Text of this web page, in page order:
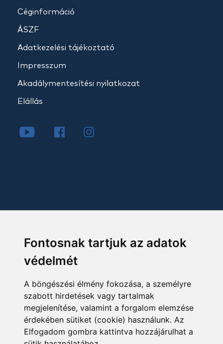
Fontosnak tartjuk az adatok
védelmét
A böngészési élmény fokozása, a személyre
szabott hirdetések vagy tartalmak
megjelenítése, valamint a forgalom elemzése
érdekében sütiket (cookie) használunk. Az
Elfogadom gombra kattintva hozzájárulhat a
Céginformáció
ÁSZF
Adatkezelési tájékoztató
Impresszum
Akadálymentesítési nyilatkozat
Elállás